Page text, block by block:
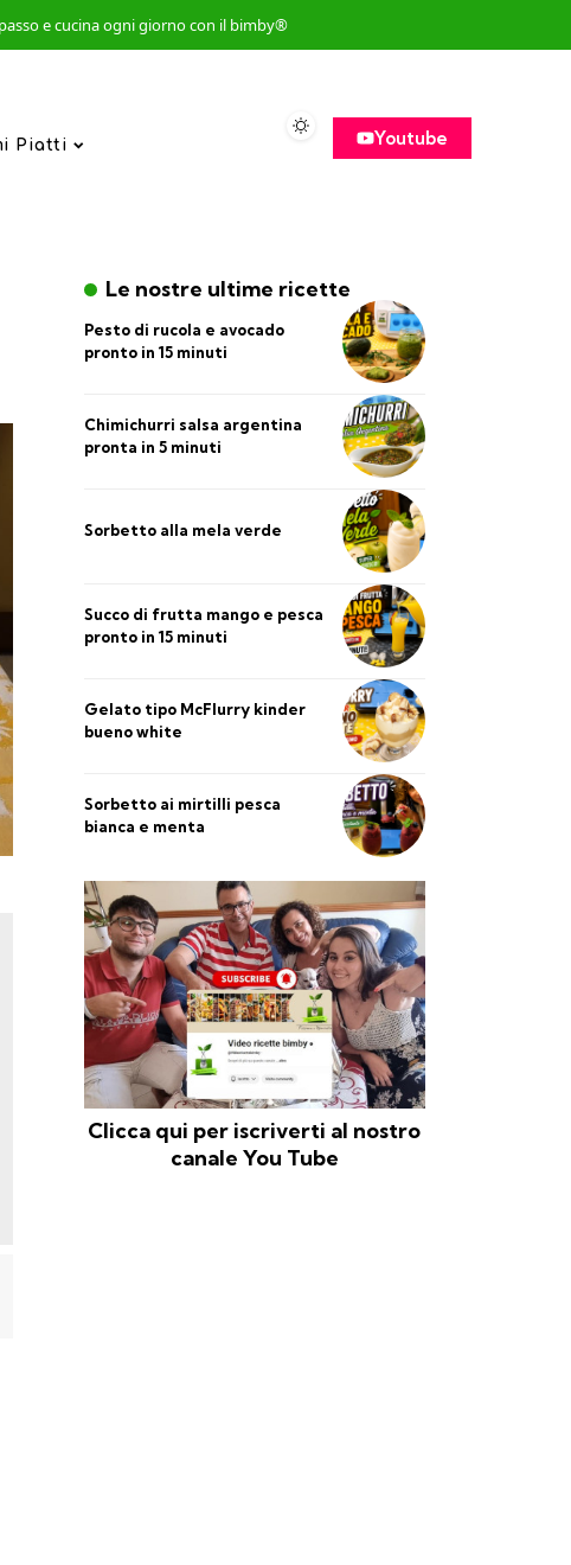
e cucina ogni giorno con il bimby®
Piatti Youtube
Le nostre ultime ricette
Pesto di rucola e avocado
pronto in 15 minuti
Chimichurri salsa argentina
pronta in 5 minuti
Sorbetto alla mela verde
Succo di frutta mango e pesca
pronto in 15 minuti
Gelato tipo McFlurry kinder
bueno white
Sorbetto ai mirtilli pesca
bianca e menta
Clicca qui per iscriverti al nostro
canale You Tube